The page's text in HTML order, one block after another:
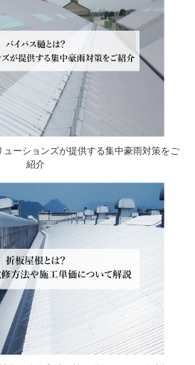
ーションズが提供する集中豪雨対策をご
紹介